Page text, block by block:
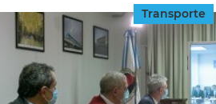
Tecnología
Transporte
Transporte